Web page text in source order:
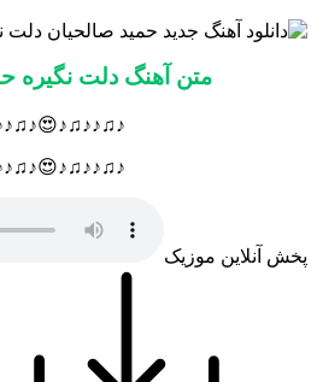
متن آهنگ دلت نگیره
پخش آنلاین موزیک